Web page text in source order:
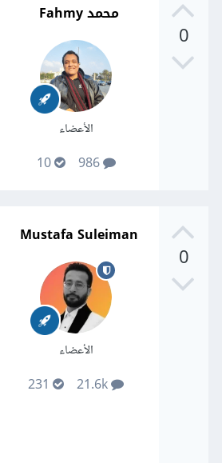
0
محمد Fahmy
الأعضاء
986
10
0
Mustafa Suleiman
الأعضاء